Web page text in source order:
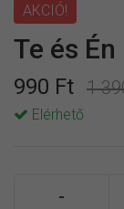
AKCIÓ!
Te és
990 Ft 1
Elérhető